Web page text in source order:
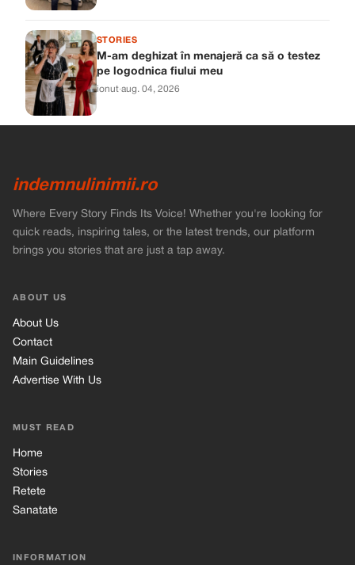
STORIES
M-am deghizat în menajeră ca să o testez
pe logodnica fiului meu
ionut·aug. 04, 2026
indemnulinimii.ro
Where Every Story Finds Its Voice! Whether you're looking for
quick reads, inspiring tales, or the latest trends, our platform
brings you stories that are just a tap away.
ABOUT US
About Us
Contact
Main Guidelines
Advertise With Us
MUST READ
Home
Stories
Retete
Sanatate
INFORMATION